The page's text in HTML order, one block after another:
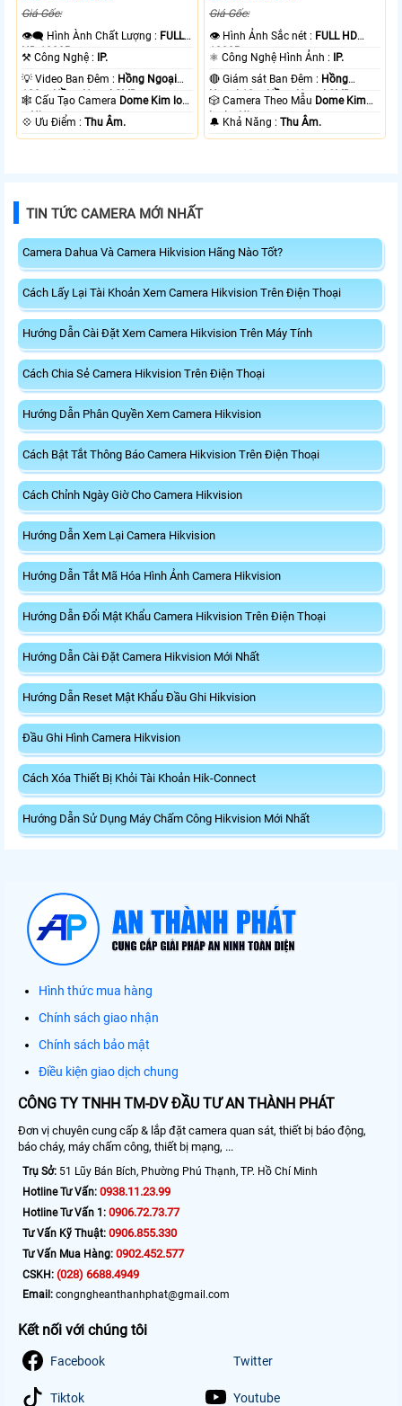
Giá Gốc:
👁️‍🗨 Hình Ành Chất Lượng : FULL
HD 1080P .
⚒ Công Nghệ : IP.
💡 Video Ban Đêm : Hồng Ngoại
100m Hồng Ngoại SMD.
🕸️ Cấu Tạo Camera Dome Kim loại
+ Nhựa.
️💠 Ưu Điểm :Thu Âm.
Giá Gốc:
👁 Hình Ảnh Sắc nét : FULL HD
1080P .
⚛️ Công Nghệ Hình Ảnh : IP.
🔴 Giám sát Ban Đêm : Hồng
Ngoại 10m Hồng Ngoại SMD.
🎲 Camera Theo Mẫu Dome Kim
loại + Nhựa.
️🔔 Khả Năng :Thu Âm.
TIN TỨC CAMERA MỚI NHẤT
Camera Dahua Và Camera Hikvision Hãng Nào Tốt?
Cách Lấy Lại Tài Khoản Xem Camera Hikvision Trên Điện Thoại
Hướng Dẫn Cài Đặt Xem Camera Hikvision Trên Máy Tính
Cách Chia Sẻ Camera Hikvision Trên Điện Thoại
Hướng Dẫn Phân Quyền Xem Camera Hikvision
Cách Bật Tắt Thông Báo Camera Hikvision Trên Điện Thoại
Cách Chỉnh Ngày Giờ Cho Camera Hikvision
Hướng Dẫn Xem Lại Camera Hikvision
Hướng Dẫn Tắt Mã Hóa Hình Ảnh Camera Hikvision
Hướng Dẫn Đổi Mật Khẩu Camera Hikvision Trên Điện Thoại
Hướng Dẫn Cài Đặt Camera Hikvision Mới Nhất
Hướng Dẫn Reset Mật Khẩu Đầu Ghi Hikvision
Đầu Ghi Hình Camera Hikvision
Cách Xóa Thiết Bị Khỏi Tài Khoản Hik-Connect
Hướng Dẫn Sử Dụng Máy Chấm Công Hikvision Mới Nhất
Hình thức mua hàng
Chính sách giao nhận
Chính sách bảo mật
Điều kiện giao dịch chung
CÔNG TY TNHH TM-DV ĐẦU TƯ AN THÀNH PHÁT
Đơn vị chuyên cung cấp & lắp đặt camera quan sát, thiết bị báo động,
báo cháy, máy chấm công, thiết bị mạng, ...
Trụ Sở: 51 Lũy Bán Bích, Phường Phú Thạnh, TP. Hồ Chí Minh
Hotline Tư Vấn: 0938.11.23.99
Hotline Tư Vấn 1: 0906.72.73.77
Tư Vấn Kỹ Thuật: 0906.855.330
Tư Vấn Mua Hàng: 0902.452.577
CSKH: (028) 6688.4949
Email: congngheanthanhphat@gmail.com
Kết nối với chúng tôi
Facebook Twitter
Tiktok Youtube